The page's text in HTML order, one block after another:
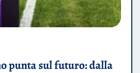
punta sul futuro: dalla